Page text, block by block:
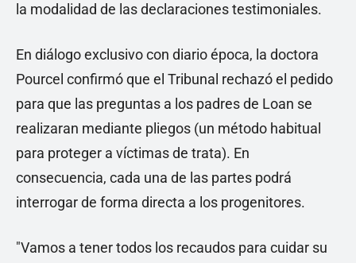
la modalidad de las declaraciones testimoniales.
En diálogo exclusivo con diario época, la doctora
Pourcel confirmó que el Tribunal rechazó el pedido
para que las preguntas a los padres de Loan se
realizaran mediante pliegos (un método habitual
para proteger a víctimas de trata). En
consecuencia, cada una de las partes podrá
interrogar de forma directa a los progenitores.
"Vamos a tener todos los recaudos para cuidar su